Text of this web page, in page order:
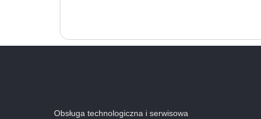
Obsługa technologiczna i serwisowa